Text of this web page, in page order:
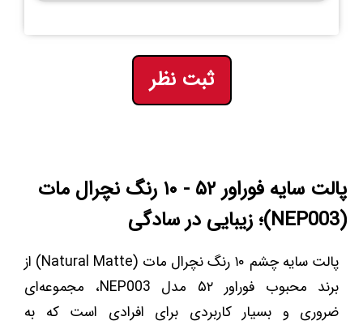
ثبت نظر
پالت سایه فوراور ۵۲ - ۱۰ رنگ نچرال مات
(NEP003)؛ زیبایی در سادگی
پالت سایه چشم ۱۰ رنگ نچرال مات (Natural Matte) از
برند محبوب فوراور ۵۲ مدل NEP003، مجموعه‌ای
ضروری و بسیار کاربردی برای افرادی است که به